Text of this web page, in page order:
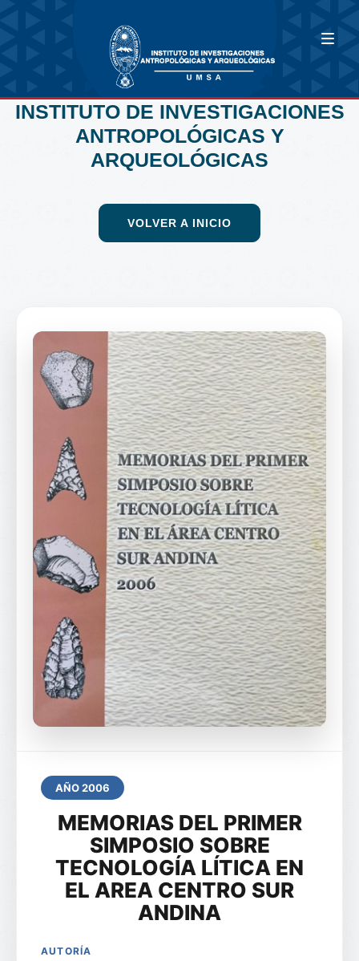
INSTITUTO DE INVESTIGACIONES
ANTROPOLÓGICAS Y
ARQUEOLÓGICAS
VOLVER A INICIO
AÑO 2006
MEMORIAS DEL PRIMER
SIMPOSIO SOBRE
TECNOLOGÍA LÍTICA EN
EL AREA CENTRO SUR
ANDINA
AUTORÍA